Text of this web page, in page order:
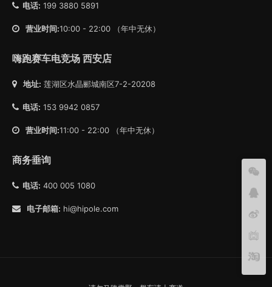
电话: 199 3880 5891
营业时间:10:00 - 22:00 （年中无休）
嗨跑赛车电竞场 西安店
地址: 莲湖区水晶郦城南区7-2-20208
电话: 153 9942 0857
营业时间:11:00 - 22:00 （年中无休）
商务垂询
电话: 400 005 1080
电子邮箱: hi@hipole.com